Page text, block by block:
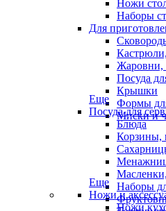
Ножи
Наборы
Для
Жаровни,
Посуда
Крышки
Формы
Миски и
Еще
Посуда для
Блюда
Корзины,
Наборы
Еще
Ножи и
Ножи